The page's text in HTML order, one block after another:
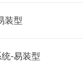
装型
-易装型